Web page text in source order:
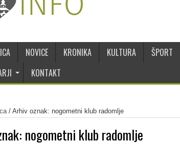
NOVICE KRONIKA KULTURA ŠPORT
KONTAKT
/ Arhiv oznak: nogometni klub radomlje
nogometni klub radomlje